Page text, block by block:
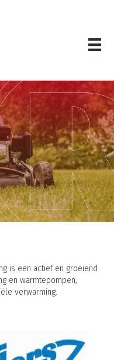
is een actief en groeiend
en warmtepompen,
verwarming.